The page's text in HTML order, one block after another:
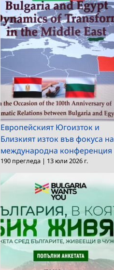
Европейският Югоизток и
Близкият изток във фокуса на
международна конференция
190 прегледа | 13 юли 2026 г.